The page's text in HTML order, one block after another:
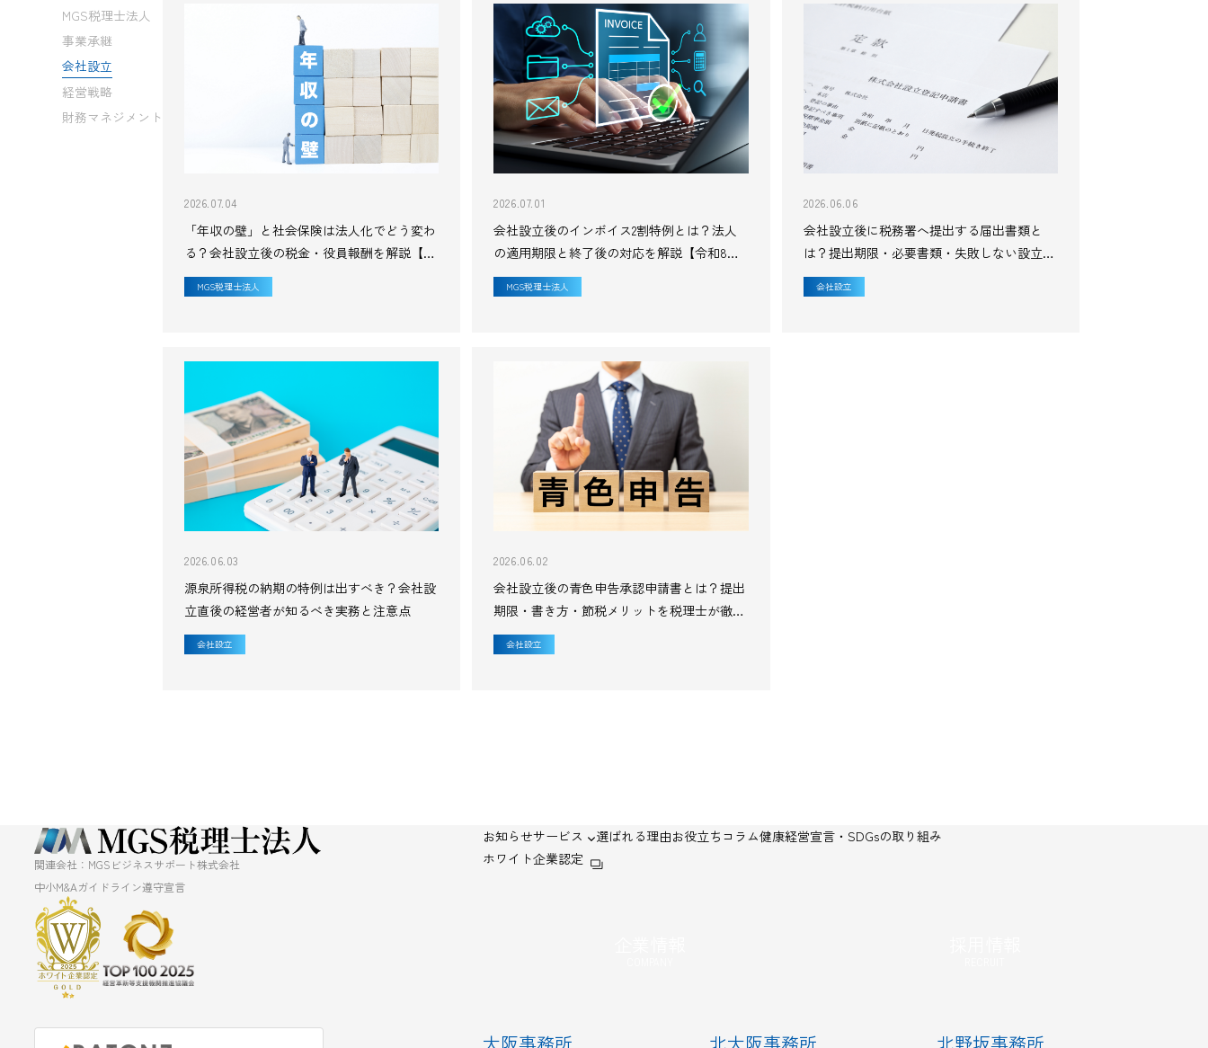
MGS税理士法人
事業承継
会社設立
経営戦略
財務マネジメント
「年収の壁」と社会保険は法人化でどう変わ
る？会社設立後の税金・役員報酬を解説【令
和8年対応】
2026.07.04
MGS税理士法人
会社設立後のインボイス2割特例とは？法人
の適用期限と終了後の対応を解説【令和8年
度改正対応】
2026.07.01
MGS税理士法人
会社設立後に税務署へ提出する届出書類と
は？提出期限・必要書類・失敗しない設立後
の実務を税理士が解説
2026.06.06
会社設立
源泉所得税の納期の特例は出すべき？会社設
立直後の経営者が知るべき実務と注意点
2026.06.03
会社設立
会社設立後の青色申告承認申請書とは？提出
期限・書き方・節税メリットを税理士が徹底
解説
2026.06.02
会社設立
関連会社：MGSビジネスサポート株式会社
中小M&Aガイドライン遵守宣言
お知らせサービス 選ばれる理由お役立ちコラム健康経営宣言・SDGsの取り組み
ホワイト企業認定